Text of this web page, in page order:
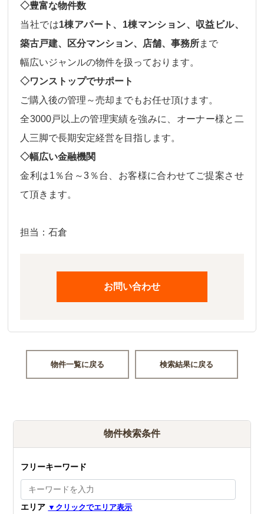
◇豊富な物件数
当社では1棟アパート、1棟マンション、収益ビル、
築古戸建、区分マンション、店舗、事務所まで
幅広いジャンルの物件を扱っております。
◇ワンストップでサポート
ご購入後の管理～売却 までもお任せ頂けます。
全3000戸以上の管理実績を強みに、オーナー様と二
人三脚で長期安定経営を目指します。
◇幅広い金融機関
金利は1％台～3％台、 お客様に合わせてご提案させ
て頂きます。
担当：石倉
お問い合わせ
物件一覧に戻る 検索結果に戻る
物件検索条件
フリーキーワード
エリア